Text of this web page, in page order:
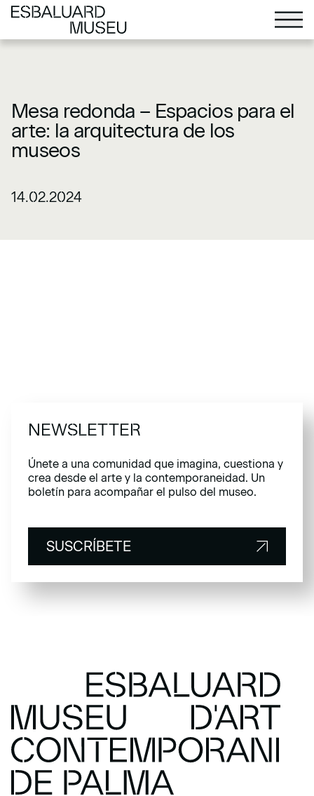
Mesa redonda – Espacios para el
arte: la arquitectura de los
museos
14.02.2024
NEWSLETTER
Únete a una comunidad que imagina, cuestiona y
crea desde el arte y la contemporaneidad. Un
boletín para acompañar el pulso del museo.
SUSCRÍBETE
SUSCRÍBETE